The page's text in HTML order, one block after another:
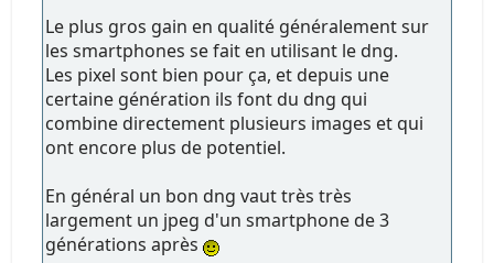
Le plus gros gain en qualité généralement sur
les smartphones se fait en utilisant le dng.
Les pixel sont bien pour ça, et depuis une
certaine génération ils font du dng qui
combine directement plusieurs images et qui
ont encore plus de potentiel.
En général un bon dng vaut très très
largement un jpeg d'un smartphone de 3
générations après